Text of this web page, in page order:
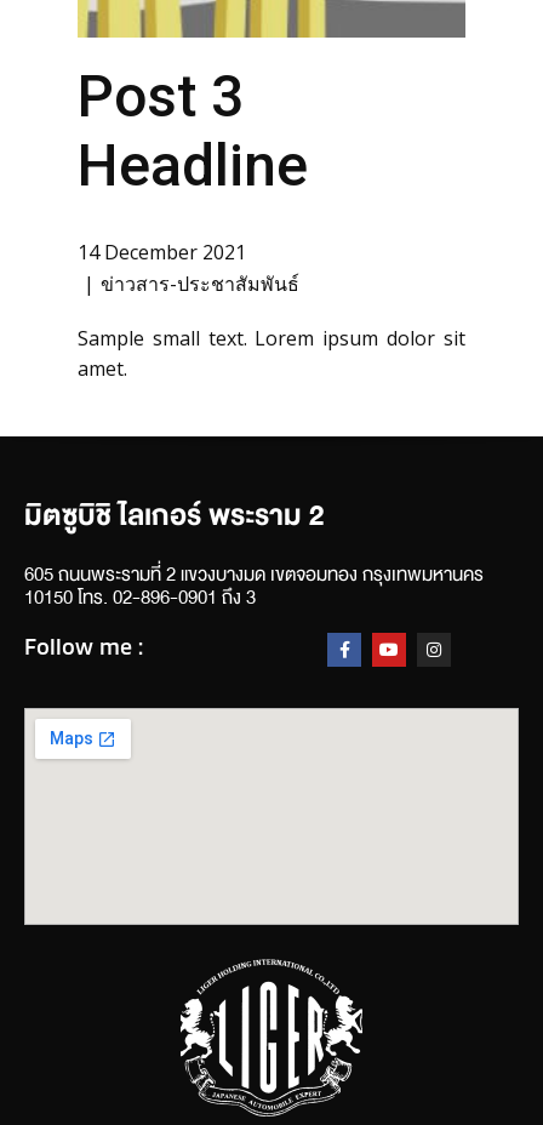
Post 3
Headline
14 December 2021
ข่าวสาร-ประชาสัมพันธ์
Sample small text. Lorem ipsum dolor sit
amet.
มิตซูบิชิ ไลเกอร์ พระราม 2
605 ถนนพระรามที่ 2 แขวงบางมด เขตจอมทอง กรุงเทพมหานคร
10150 โทร. 02-896-0901 ถึง 3
Follow me :